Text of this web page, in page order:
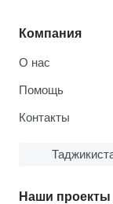
Компания
О нас
Помощь
Контакты
Наши проекты